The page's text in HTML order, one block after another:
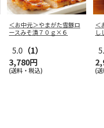
＜お中元＞やまがた雪豚ロ
ースみそ漬７０ｇ×６
5.0 （1）
3,780円
(送料・税込)
＜
し
(